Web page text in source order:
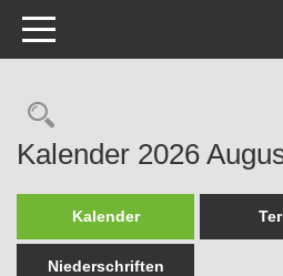
Toggle navigation
Rechercheauswahl
Kalender 2026
Kalender
Niederschriften